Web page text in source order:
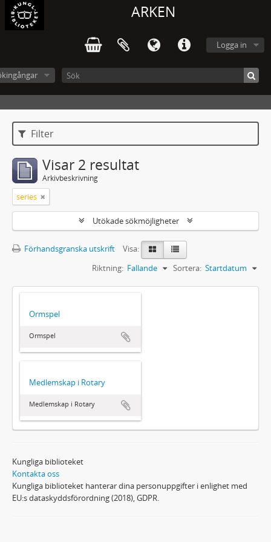
ARKEN
Logga in
Filter
Visar 2 resultat
Arkivbeskrivning
series
Utökade sökmöjligheter
Förhandsgranska utskrift
Visa:
Sortera: Startdatum
Riktning: Fallande
Ormspel
Ormspel
Medlemskap i Rotary
Medlemskap i Rotary
Kungliga biblioteket
Kontakta oss
Kungliga biblioteket hanterar dina personuppgifter i enlighet med
EU:s dataskyddsförordning (2018), GDPR.